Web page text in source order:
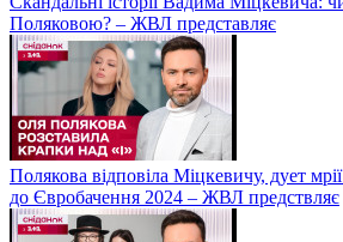
Поляковою? – ЖВЛ представляє
Полякова відповіла Міцкевичу, дует
до Євробачення 2024 – ЖВЛ предствляє